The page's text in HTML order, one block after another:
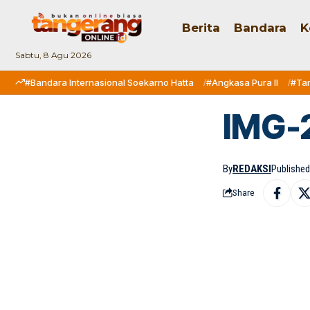
Sabtu, 8 Agu 2026
Berita Bandara
#Bandara Internasional Soekarno Hatta #Angkasa Pura II
ByREDAKSI
Share